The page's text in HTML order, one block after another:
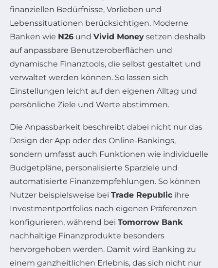
finanziellen Bedürfnisse, Vorlieben und
Lebenssituationen berücksichtigen. Moderne
Banken wie N26 und Vivid Money setzen deshalb
auf anpassbare Benutzeroberflächen und
dynamische Finanztools, die selbst gestaltet und
verwaltet werden können. So lassen sich
Einstellungen leicht auf den eigenen Alltag und
persönliche Ziele und Werte abstimmen.
Die Anpassbarkeit beschreibt dabei nicht nur das
Design der App oder des Online-Bankings,
sondern umfasst auch Funktionen wie individuelle
Budgetpläne, personalisierte Sparziele und
automatisierte Finanzempfehlungen. So können
Nutzer beispielsweise bei Trade Republic ihre
Investmentportfolios nach eigenen Präferenzen
konfigurieren, während bei Tomorrow Bank
nachhaltige Finanzprodukte besonders
hervorgehoben werden. Damit wird Banking zu
einem ganzheitlichen Erlebnis, das sich nicht nur